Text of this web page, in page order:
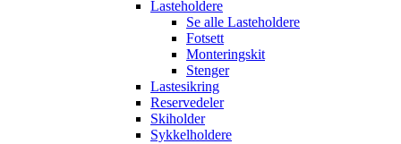
Lasteholdere
Se alle Lasteholdere
Fotsett
Monteringskit
Stenger
Lastesikring
Reservedeler
Skiholder
Sykkelholdere